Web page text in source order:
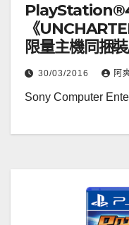
《
限量主機同捆裝
5日(二)起接受預
30/03/2016 阿
Sony Computer